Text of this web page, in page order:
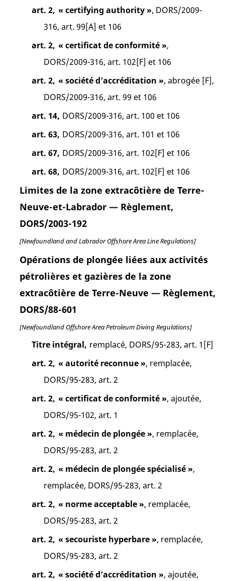
art. 2, « certifying authority », DORS/2009-
316, art. 99[A] et 106
art. 2, « certificat de conformité »,
DORS/2009-316, art. 102[F] et 106
art. 2, « société d’accréditation », abrogée [F],
DORS/2009-316, art. 99 et 106
art. 14, DORS/2009-316, art. 100 et 106
art. 63, DORS/2009-316, art. 101 et 106
art. 67, DORS/2009-316, art. 102[F] et 106
art. 68, DORS/2009-316, art. 102[F] et 106
Limites de la zone extracôtière de Terre-
Neuve-et-Labrador — Règlement,
DORS/2003-192
[Newfoundland and Labrador Offshore Area Line Regulations]
Opérations de plongée liées aux activités
pétrolières et gazières de la zone
extracôtière de Terre-Neuve — Règlement,
DORS/88-601
[Newfoundland Offshore Area Petroleum Diving Regulations]
Titre intégral, remplacé, DORS/95-283, art. 1[F]
art. 2, « autorité reconnue », remplacée,
DORS/95-283, art. 2
art. 2, « certificat de conformité », ajoutée,
DORS/95-102, art. 1
art. 2, « médecin de plongée », remplacée,
DORS/95-283, art. 2
art. 2, « médecin de plongée spécialisé »,
remplacée, DORS/95-283, art. 2
art. 2, « norme acceptable », remplacée,
DORS/95-283, art. 2
art. 2, « secouriste hyperbare », remplacée,
DORS/95-283, art. 2
art. 2, « société d’accréditation », ajoutée,